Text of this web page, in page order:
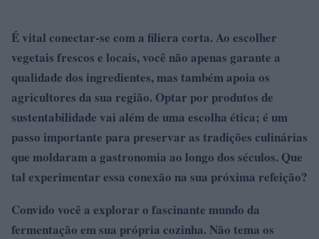
É vital conectar-se com a filiera corta. Ao escolher
vegetais frescos e locais, você não apenas garante a
qualidade dos ingredientes, mas também apoia os
agricultores da sua região. Optar por produtos de
sustentabilidade vai além de uma escolha ética; é um
passo importante para preservar as tradições culinárias
que moldaram a gastronomia ao longo dos séculos. Que
tal experimentar essa conexão na sua próxima refeição?
Convido você a explorar o fascinante mundo da
fermentação em sua própria cozinha. Não tema os